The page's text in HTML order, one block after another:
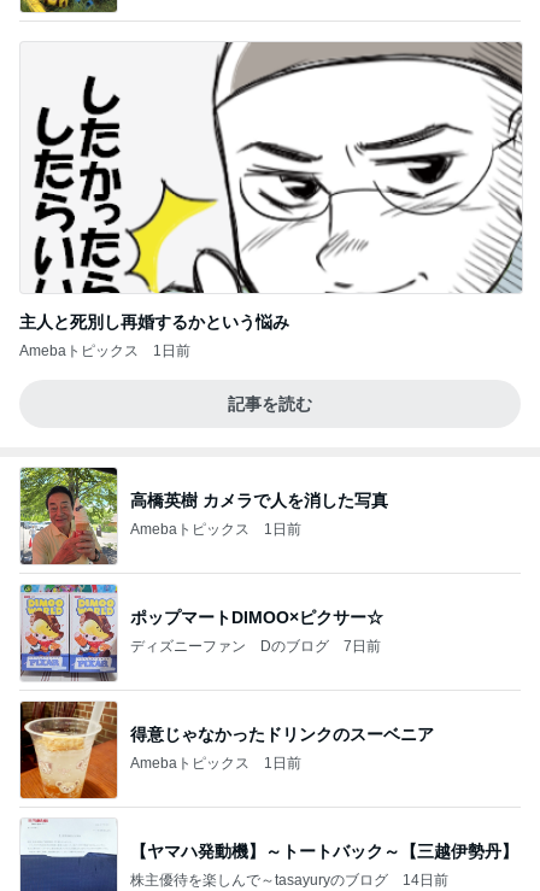
主人と死別し再婚するかという悩み
Amebaトピックス 1日前
記事を読む
高橋英樹 カメラで人を消した写真
Amebaトピックス 1日前
ポップマートDIMOO×ピクサー☆
ディズニーファン Dのブログ 7日前
得意じゃなかったドリンクのスーベニア
Amebaトピックス 1日前
【ヤマハ発動機】～トートバック～【三越伊勢丹】
株主優待を楽しんで～tasayuryのブログ 14日前